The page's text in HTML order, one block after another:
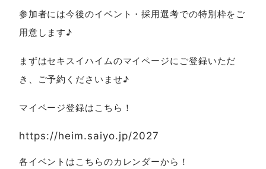
参加者には今後のイベント・採用選考での特別枠をご
用意します♪
まずはセキスイハイムのマイページにご登録いただ
き、ご予約くださいませ♪
マイページ登録はこちら！
https://heim.saiyo.jp/2027
各イベントはこちらのカレンダーから！